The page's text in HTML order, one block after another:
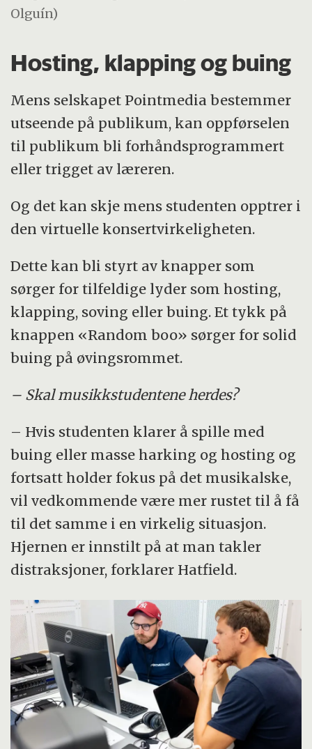
Olguín)
Hosting, klapping og buing
Mens selskapet Pointmedia bestemmer
utseende på publikum, kan oppførselen
til publikum bli forhåndsprogrammert
eller trigget av læreren.
Og det kan skje mens studenten opptrer i
den virtuelle konsertvirkeligheten.
Dette kan bli styrt av knapper som
sørger for tilfeldige lyder som hosting,
klapping, soving eller buing. Et tykk på
knappen «Random boo» sørger for solid
buing på øvingsrommet.
– Skal musikkstudentene herdes?
– Hvis studenten klarer å spille med
buing eller masse harking og hosting og
fortsatt holder fokus på det musikalske,
vil vedkommende være mer rustet til å få
til det samme i en virkelig situasjon.
Hjernen er innstilt på at man takler
distraksjoner, forklarer Hatfield.